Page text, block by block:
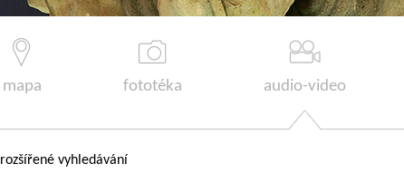
mapa fototéka audio-video
rozšířené vyhledávání